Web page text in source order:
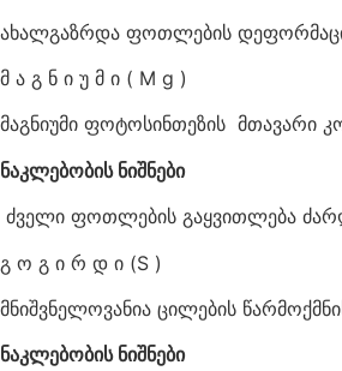
ახალგაზრდა ფოთლების
მ ა გ ნ ი უ მ ი ( M g )
მაგნიუმი ფოტოსინთეზის მთავარი
ნაკლებობის ნიშნები
ძველი ფოთლების გაყვითლება
გ ო გ ი რ დ ი (S )
მნიშვნელოვანია ცილების
ნაკლებობის ნიშნები